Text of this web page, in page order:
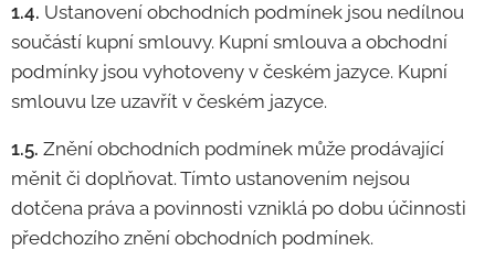
1.4. Ustanovení obchodních podmínek jsou nedílnou
součástí kupní smlouvy. Kupní smlouva a obchodní
podmínky jsou vyhotoveny v českém jazyce. Kupní
smlouvu lze uzavřít v českém jazyce.
1.5. Znění obchodních podmínek může prodávající
měnit či doplňovat. Tímto ustanovením nejsou
dotčena práva a povinnosti vzniklá po dobu účinnosti
předchozího znění obchodních podmínek.